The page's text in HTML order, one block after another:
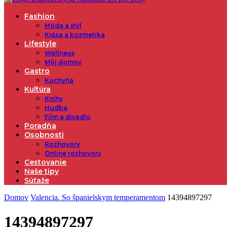
Fashion
Móda a štýl
Krása a kozmetika
Lifestyle
Wellness
Môj domov
Gastro
Kuchyňa
Kultúra
Knihy
Hudba
Film a divadlo
Poradňa
Osobnosti
Rozhovory
Online rozhovory
Cestovanie
Naše tipy
Súťaže
Domov Valencia. So španielskym temperamentom 14394897297
14394897297